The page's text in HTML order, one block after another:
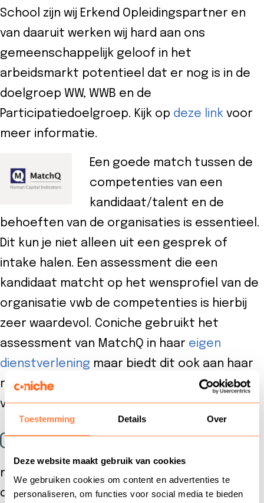
Toestemming Details Over
Deze website maakt gebruik van cookies
We gebruiken cookies om content en advertenties te
personaliseren, om functies voor social media te bieden
School zijn wij Erkend Opleidingspartner en
van daaruit werken wij hard aan ons
gemeenschappelijk geloof in het
arbeidsmarkt potentieel dat er nog is in de
doelgroep WW, WWB en de
Participatiedoelgroep. Kijk op deze link voor
meer informatie.
Een goede match tussen de
competenties van een
kandidaat/talent en de
behoeften van de organisaties is essentieel.
Dit kun je niet alleen uit een gesprek of
intake halen. Een assessment die een
kandidaat matcht op het wensprofiel van de
organisatie vwb de competenties is hierbij
zeer waardevol. Coniche gebruikt het
assessment van MatchQ in haar eigen
dienstverlening maar biedt dit ook aan haar
relaties aan voor een juiste selectie aan de
voordeur, van agents tot management.
OBI4wan en Coniche leveren
niet alleen een prachtige tool met alle
daarbij behorende expertise en